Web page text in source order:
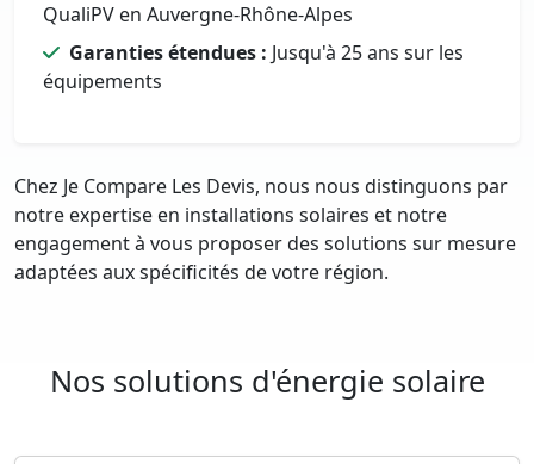
QualiPV en Auvergne-Rhône-Alpes
Garanties étendues : Jusqu'à 25 ans sur les
équipements
Chez Je Compare Les Devis, nous nous distinguons par
notre expertise en installations solaires et notre
engagement à vous proposer des solutions sur mesure
adaptées aux spécificités de votre région.
Nos solutions d'énergie solaire